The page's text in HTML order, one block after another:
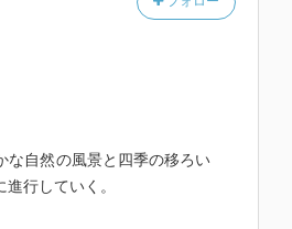
、意識して出したような明
父がくも膜下出血で亡くな
の、祖母と母の会話に入れ
奇心が頭をもたげ』る中、
ちゃ駄目だ』と『鋭い声が
な自然の風景と四季の移ろい
行していく。